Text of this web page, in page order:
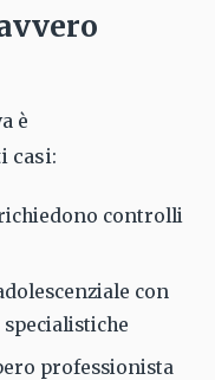
è
casi:
controlli
con
professionista